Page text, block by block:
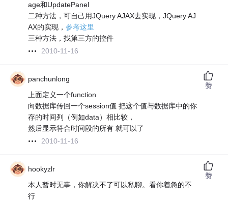
age和UpdatePanel
二种方法，可自己用JQuery AJAX去实现，JQuery AJ
AX的实现，参考这里
三种方法，找第三方的控件
2010-11-16
panchunlong
上面定义一个function
向数据库传回一个session值 把这个值与数据库中的你
存的时间列（例如data）相比较，
然后显示符合时间段的所有 就可以了
2010-11-16
赞
hookyzlr
本人暂时无事，你解决不了可以私聊。看你着急的不
行
赞